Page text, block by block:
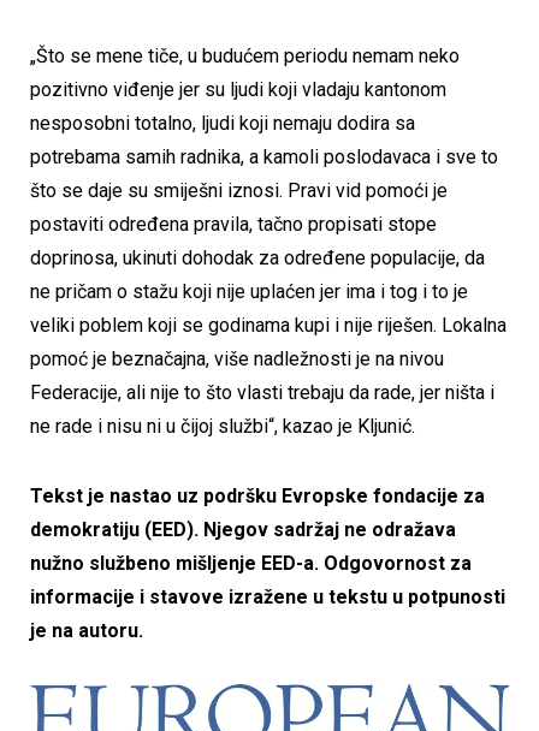
„Što se mene tiče, u budućem periodu nemam neko
pozitivno viđenje jer su ljudi koji vladaju kantonom
nesposobni totalno, ljudi koji nemaju dodira sa
potrebama samih radnika, a kamoli poslodavaca i sve to
što se daje su smiješni iznosi. Pravi vid pomoći je
postaviti određena pravila, tačno propisati stope
doprinosa, ukinuti dohodak za određene populacije, da
ne pričam o stažu koji nije uplaćen jer ima i tog i to je
veliki poblem koji se godinama kupi i nije riješen. Lokalna
pomoć je beznačajna, više nadležnosti je na nivou
Federacije, ali nije to što vlasti trebaju da rade, jer ništa i
ne rade i nisu ni u čijoj službi“, kazao je Kljunić.
Tekst je nastao uz podršku Evropske fondacije za
demokratiju (EED). Njegov sadržaj ne odražava
nužno službeno mišljenje EED-a. Odgovornost za
informacije i stavove izražene u tekstu u potpunosti
je na autoru.